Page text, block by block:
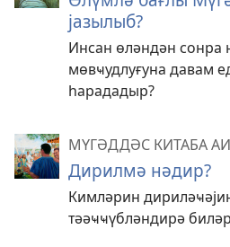
јазылыб?
Инсан өләндән сонра
мөвҹудлуғуна давам
һарададыр?
МҮГӘДДӘС КИТАБА
Дирилмә нәдир?
Кимләрин
тәәҹҹүбләндирә